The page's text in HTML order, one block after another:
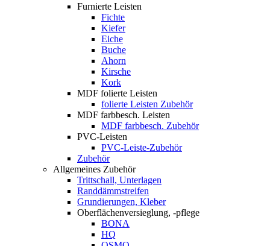
Furnierte Leisten
Fichte
Kiefer
Eiche
Buche
Ahorn
Kirsche
Kork
MDF folierte Leisten
folierte Leisten Zubehör
MDF farbbesch. Leisten
MDF farbbesch. Zubehör
PVC-Leisten
PVC-Leiste-Zubehör
Zubehör
Allgemeines Zubehör
Trittschall, Unterlagen
Randdämmstreifen
Grundierungen, Kleber
Oberflächenversieglung, -pflege
BONA
HQ